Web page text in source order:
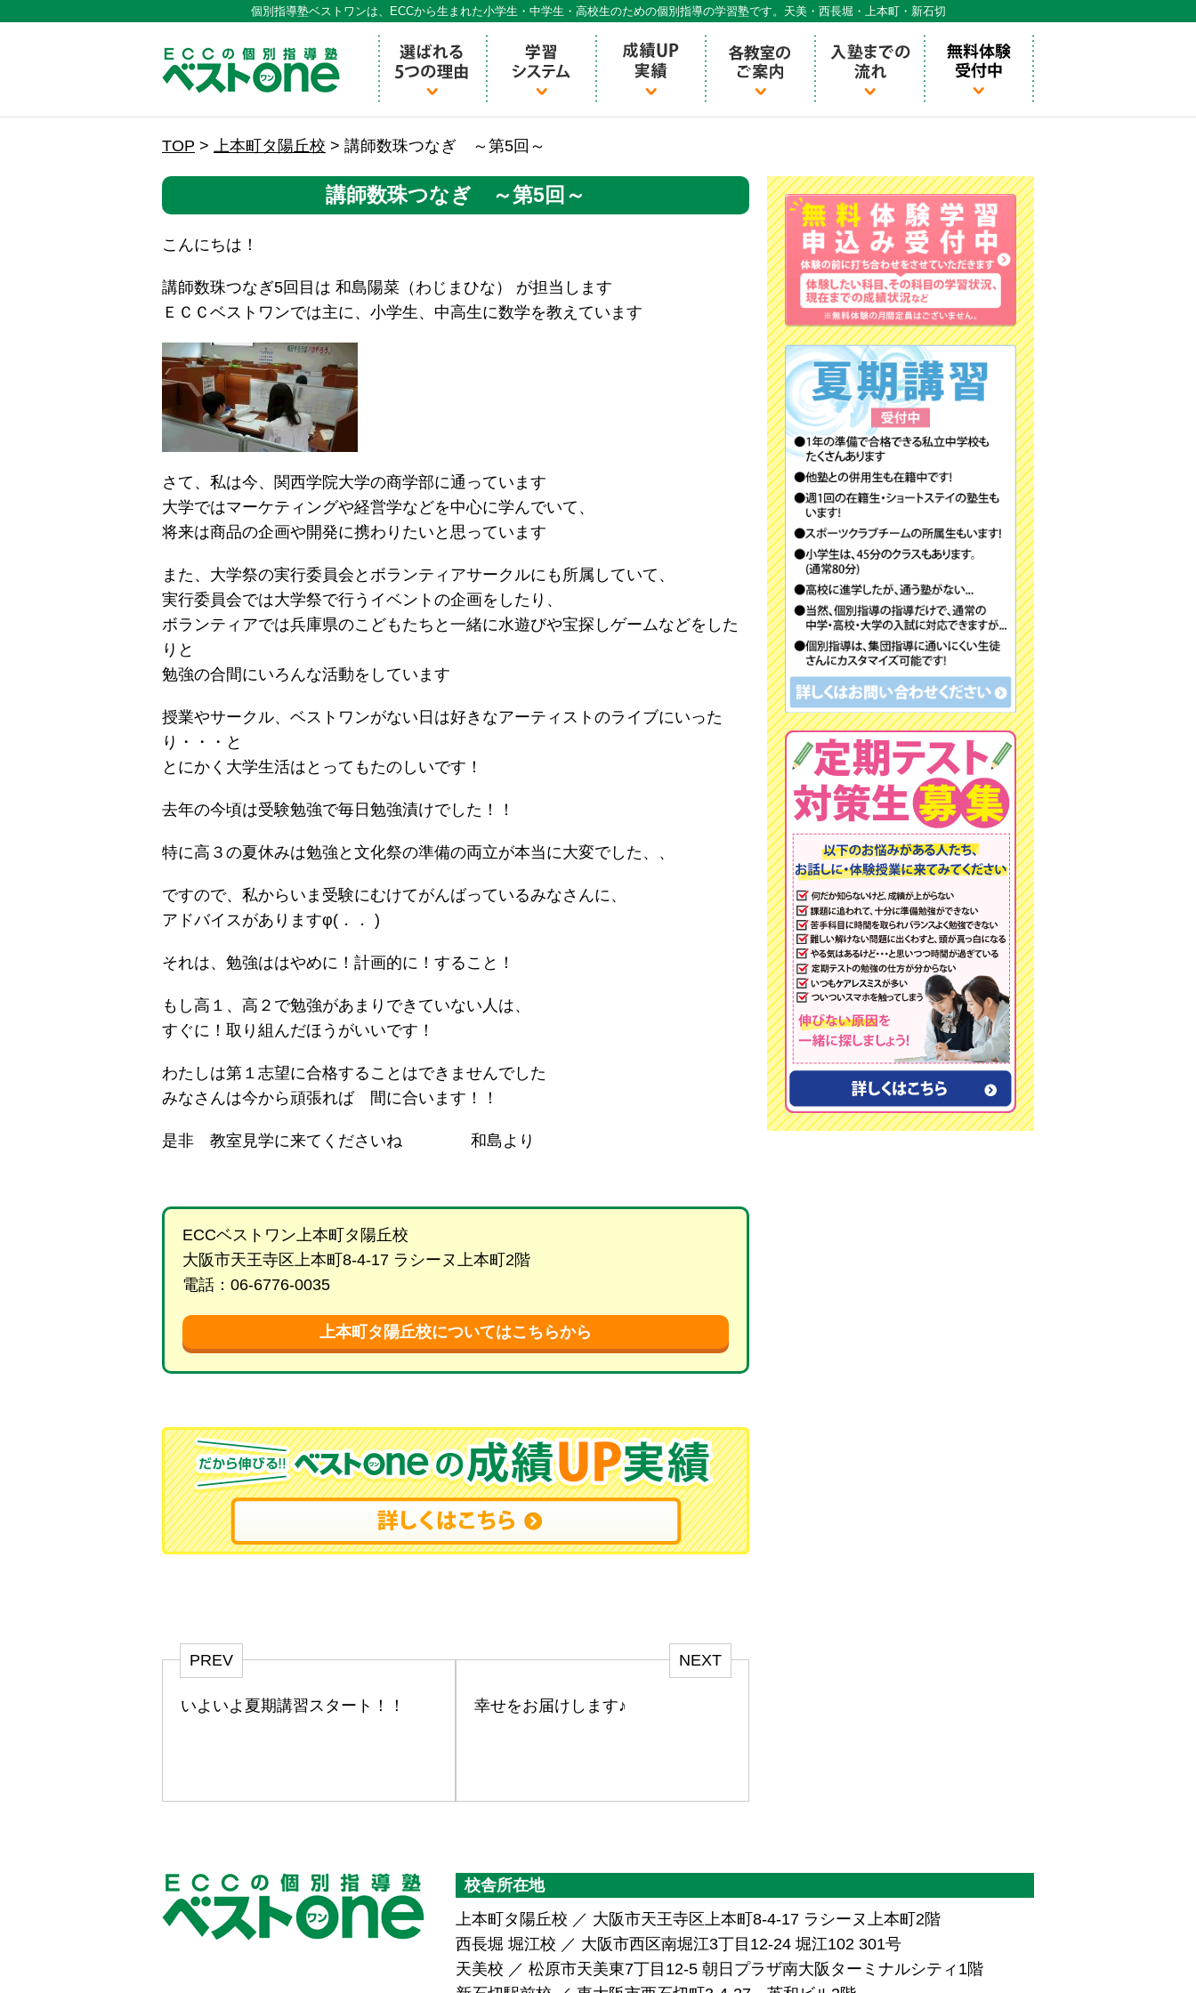
個別指導塾ベストワンは、ECCから生まれた小学生・中学生・高校生のための個別指導の学習塾です。天美・西長堀・上本町・新石切
ECCの個別指導ECCベストワン
TOP > 上本町タ陽丘校 > 講師数珠つなぎ ～第5回～
講師数珠つなぎ ～第5回～
こんにちは！
講師数珠つなぎ5回目は 和島陽菜（わじまひな） が担当します
ＥＣＣベストワンでは主に、小学生、中高生に数学を教えています
さて、私は今、関西学院大学の商学部に通っています
大学ではマーケティングや経営学などを中心に学んでいて、
将来は商品の企画や開発に携わりたいと思っています
また、大学祭の実行委員会とボランティアサークルにも所属していて、
実行委員会では大学祭で行うイベントの企画をしたり、
ボランティアでは兵庫県のこどもたちと一緒に水遊びや宝探しゲームなどをした
りと
勉強の合間にいろんな活動をしています
授業やサークル、ベストワンがない日は好きなアーティストのライブにいった
り・・・と
とにかく大学生活はとってもたのしいです！
去年の今頃は受験勉強で毎日勉強漬けでした！！
特に高３の夏休みは勉強と文化祭の準備の両立が本当に大変でした、、
ですので、私からいま受験にむけてがんばっているみなさんに、
アドバイスがありますφ(．． )
それは、勉強ははやめに！計画的に！すること！
もし高１、高２で勉強があまりできていない人は、
すぐに！取り組んだほうがいいです！
わたしは第１志望に合格することはできませんでした
みなさんは今から頑張れば 間に合います！！
是非 教室見学に来てくださいね 和島より
ECCベストワン上本町タ陽丘校
大阪市天王寺区上本町8-4-17 ラシーヌ上本町2階
電話：06-6776-0035
上本町タ陽丘校についてはこちらから
PREV
いよいよ夏期講習スタート！！
NEXT
幸せをお届けします♪
校舎所在地
上本町タ陽丘校 ／ 大阪市天王寺区上本町8-4-17 ラシーヌ上本町2階
西長堀 堀江校 ／ 大阪市西区南堀江3丁目12-24 堀江102 301号
天美校 ／ 松原市天美東7丁目12-5 朝日プラザ南大阪ターミナルシティ1階